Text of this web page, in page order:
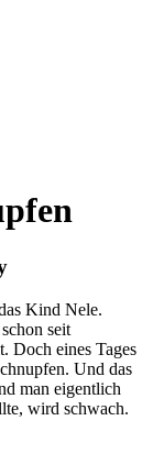
Kind Nele.
seit
Doch eines Tages
Und das
man eigentlich
wird schwach.